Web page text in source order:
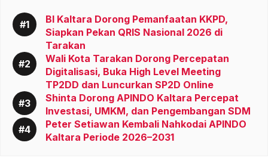
BI Kaltara Dorong Pemanfaatan KKPD,
Siapkan Pekan QRIS Nasional 2026 di
Tarakan
Wali Kota Tarakan Dorong Percepatan
Digitalisasi, Buka High Level Meeting
TP2DD dan Luncurkan SP2D Online
Shinta Dorong APINDO Kaltara Percepat
Investasi, UMKM, dan Pengembangan SDM
Peter Setiawan Kembali Nahkodai APINDO
Kaltara Periode 2026–2031